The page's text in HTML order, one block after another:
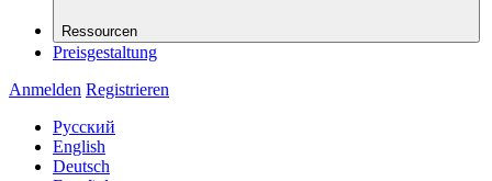
Ressourcen
Preisgestaltung
Anmelden Registrieren
Русский
English
Deutsch